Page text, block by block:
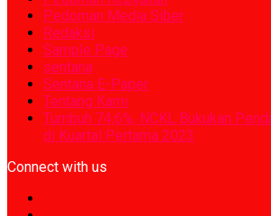
Pedoman Media Siber
Redaksi
Sample Page
sentana
Sentana E-Paper
Tentang Kami
Tumbuh 74,6%, NCKL Bukukan
di Kuartal Pertama 2023
Connect with us